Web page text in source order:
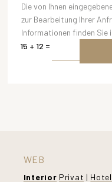
Die von Ihnen
zur Bearbeitung Ihrer
Informationen finden Sie
15 + 12 =
WEB
Interior Privat |